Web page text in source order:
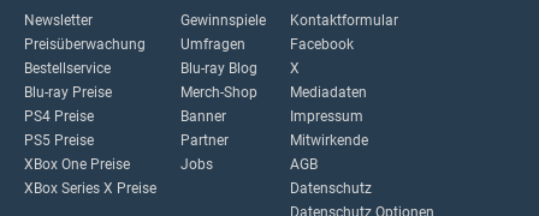
Newsletter
Preisüberwachung
Bestellservice
Blu-ray Preise
PS4 Preise
PS5 Preise
XBox One Preise
XBox Series X Preise
Gewinnspiele
Umfragen
Blu-ray Blog
Merch-Shop
Banner
Partner
Jobs
Kontaktformular
Facebook
X
Mediadaten
Impressum
Mitwirkende
AGB
Datenschutz
Datenschutz Optionen